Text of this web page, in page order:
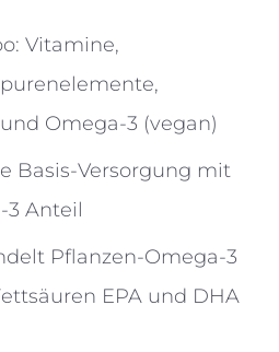
Vitamine,
Omega-3 (vegan)
Basis-Versorgung mit
3 Anteil
Pflanzen-Omega-3
EPA und DHA